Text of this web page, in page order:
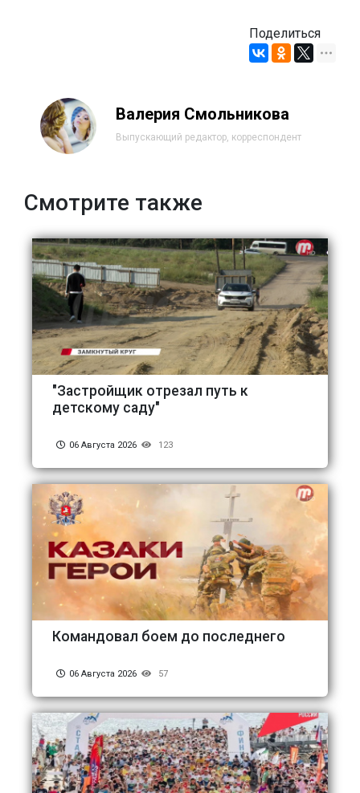
Поделиться
Валерия Смольникова
Выпускающий редактор, корреспондент
Смотрите также
"Застройщик отрезал путь к
детскому саду"
06 Августа 2026 123
Командовал боем до последнего
06 Августа 2026 57